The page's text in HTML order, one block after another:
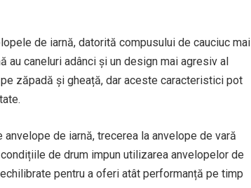
de iarnă, datorită compusului de cauciuc mai
au caneluri adânci și un design mai agresiv al
zăpadă și gheață, dar aceste caracteristici pot
de iarnă, trecerea la anvelope de vară
de drum impun utilizarea anvelopelor de
pentru a oferi atât performanță pe timp